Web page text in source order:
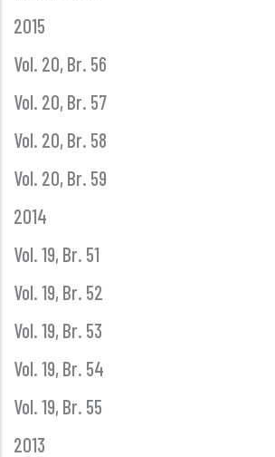
2015
Vol. 20, Br. 56
Vol. 20, Br. 57
Vol. 20, Br. 58
Vol. 20, Br. 59
2014
Vol. 19, Br. 51
Vol. 19, Br. 52
Vol. 19, Br. 53
Vol. 19, Br. 54
Vol. 19, Br. 55
2013